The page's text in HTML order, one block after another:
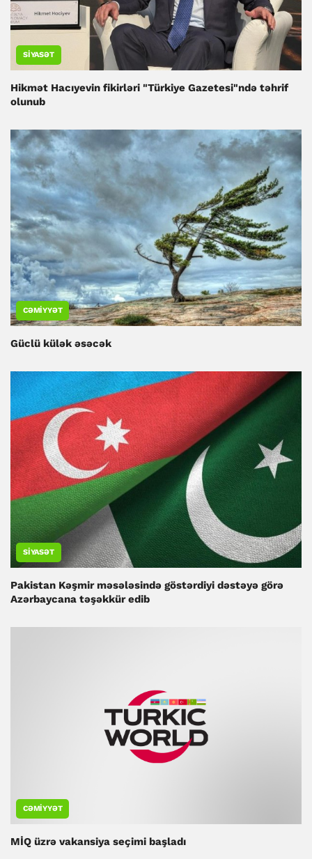
SIYASƏT
Hikmət Hacıyevin fikirləri "Türkiye Gazetesi"ndə təhrif
olunub
CƏMIYYƏT
Güclü külək əsəcək
SIYASƏT
Pakistan Kəşmir məsələsində göstərdiyi dəstəyə görə
Azərbaycana təşəkkür edib
CƏMIYYƏT
MİQ üzrə vakansiya seçimi başladı